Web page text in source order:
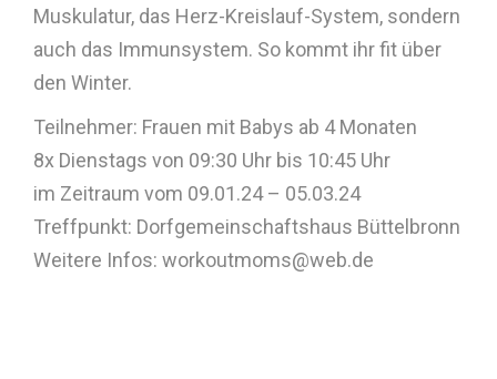
Muskulatur, das Herz-Kreislauf-System, sondern
auch das Immunsystem. So kommt ihr fit über
den Winter.
Teilnehmer: Frauen mit Babys ab 4 Monaten
8x Dienstags von 09:30 Uhr bis 10:45 Uhr
im Zeitraum vom 09.01.24 – 05.03.24
Treffpunkt: Dorfgemeinschaftshaus Büttelbronn
Weitere Infos: workoutmoms@web.de